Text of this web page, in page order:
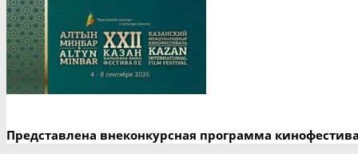
Представлена внеконкурсная программа